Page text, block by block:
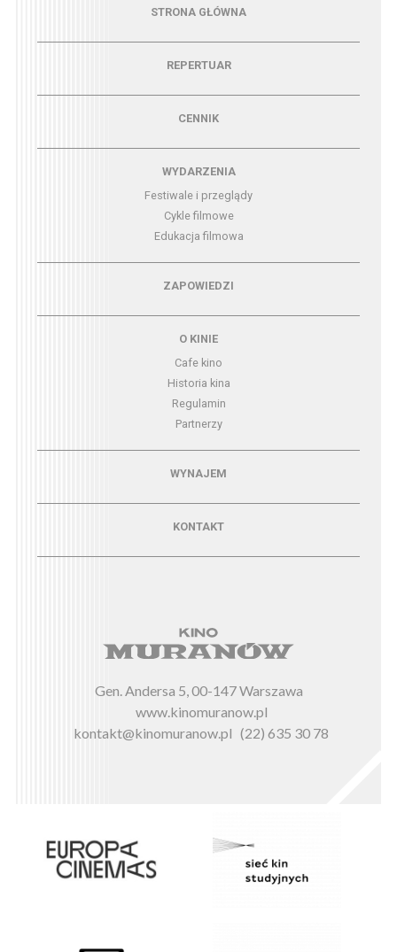
Menu - strona główna
STRONA GŁÓWNA
Menu - repertuarREPERTUAR
CENNIK
Menu - wydarzeniaWYDARZENIA
Festiwale i przeglądy
Cykle filmowe
Edukacja filmowa
Menu - zapowiedziZAPOWIEDZI
O KINIE
Cafe kino
Historia kina
Regulamin
Partnerzy
Menu - wynajemWYNAJEM
KONTAKT
Gen. Andersa 5, 00-147 Warszawa
www.kinomuranow.pl
kontakt@kinomuranow.pl (22) 635 30 78